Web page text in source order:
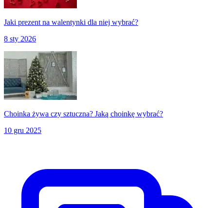
Jaki prezent na walentynki dla niej wybrać?
8 sty 2026
Choinka żywa czy sztuczna? Jaką choinkę wybrać?
10 gru 2025